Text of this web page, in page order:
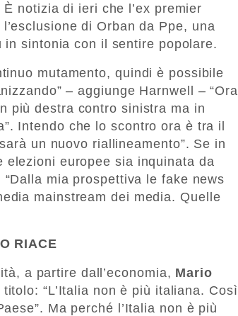
notizia di ieri che l’ex premier
di Orban da Ppe, una
sintonia con il sentire popolare.
mutamento, quindi è possibile
– aggiunge Harnwell – “Ora
più destra contro sinistra ma in
Intendo che lo scontro ora è tra il
un nuovo riallineamento”. Se in
elezioni europee sia inquinata da
mia prospettiva le fake news
mainstream dei media. Quelle
RIACE
a partire dall’economia, Mario
“L’Italia non è più italiana. Così
Ma perché l’Italia non è più